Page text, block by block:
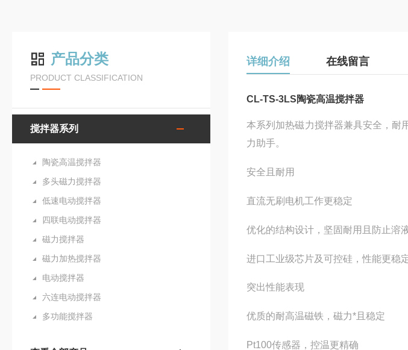
产品分类
PRODUCT CLASSIFICATION
搅拌器系列
陶瓷高温搅拌器
多头磁力搅拌器
低速电动搅拌器
四联电动搅拌器
磁力搅拌器
磁力加热搅拌器
电动搅拌器
六连电动搅拌器
多功能搅拌器
详细介绍 在线留言
CL-TS-3LS陶瓷高温搅拌器
本系列加热磁力搅拌器兼具安全，耐
力助手。
安全且耐用
直流无刷电机工作更稳定
优化的结构设计，坚固耐用且防止溶
进口工业级芯片及可控硅，性能更稳
突出性能表现
优质的耐高温磁铁，磁力*且稳定
Pt100传感器，控温更精确